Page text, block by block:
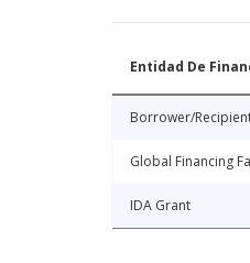
Entidad De
Borrower/
Global Financing
IDA Grant